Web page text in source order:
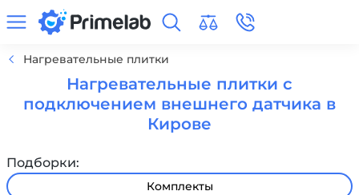
Нагревательные плитки
Нагревательные плитки с
подключением внешнего датчика в
Кирове
Подборки:
Комплекты